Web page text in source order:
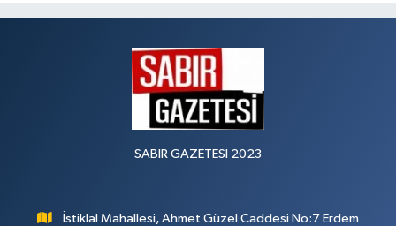
SABIR GAZETESİ 2023
İstiklal Mahallesi, Ahmet Güzel Caddesi No:7 Erdem